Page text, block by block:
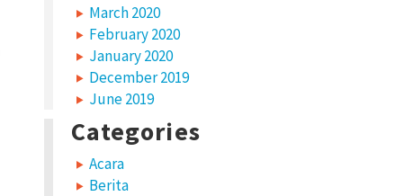
March 2020
February 2020
January 2020
December 2019
June 2019
Categories
Acara
Berita